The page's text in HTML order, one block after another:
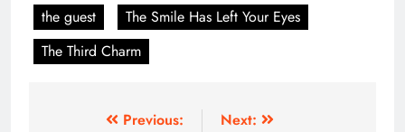
the guest
The Smile Has Left Your Eyes
The Third Charm
Previous:
Next: